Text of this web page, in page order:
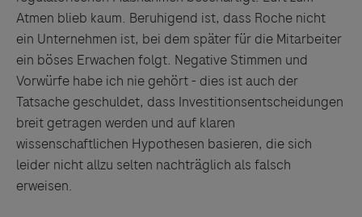
Atmen blieb kaum. Beruhigend ist, dass Roche nicht
ein Unternehmen ist, bei dem später für die Mitarbeiter
ein böses Erwachen folgt. Negative Stimmen und
Vorwürfe habe ich nie gehört - dies ist auch der
Tatsache geschuldet, dass Investitionsentscheidungen
breit getragen werden und auf klaren
wissenschaftlichen Hypothesen basieren, die sich
leider nicht allzu selten nachträglich als falsch
erweisen.